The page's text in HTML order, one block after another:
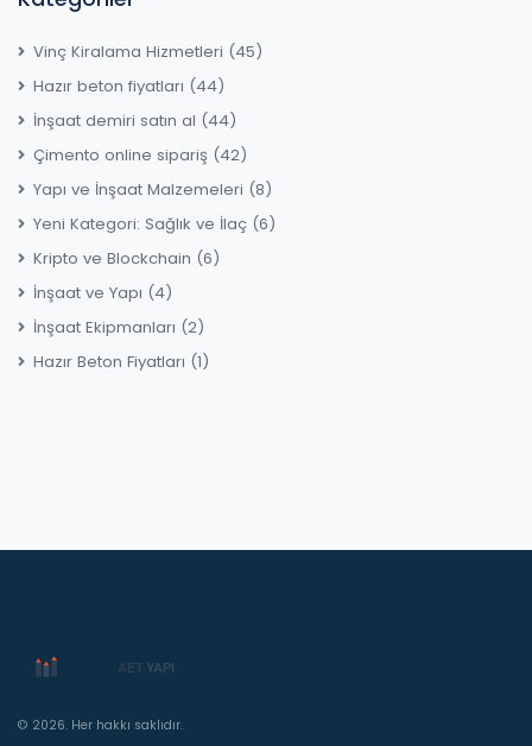
Vinç Kiralama Hizmetleri (45)
Hazır beton fiyatları (44)
İnşaat demiri satın al (44)
Çimento online sipariş (42)
Yapı ve İnşaat Malzemeleri (8)
Yeni Kategori: Sağlık ve İlaç (6)
Kripto ve Blockchain (6)
İnşaat ve Yapı (4)
İnşaat Ekipmanları (2)
Hazır Beton Fiyatları (1)
© 2026. Her hakkı saklıdır.